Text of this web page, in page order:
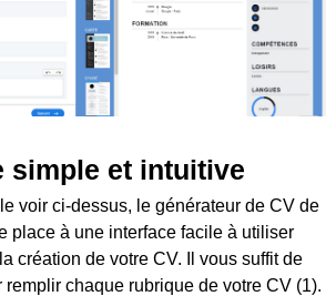
simple et intuitive
voir ci-dessus, le générateur de CV de
place à une interface facile à utiliser
création de votre CV. Il vous suffit de
chaque rubrique de votre CV (1).